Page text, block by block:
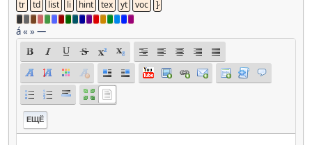
á« »—
ЕЩЁ